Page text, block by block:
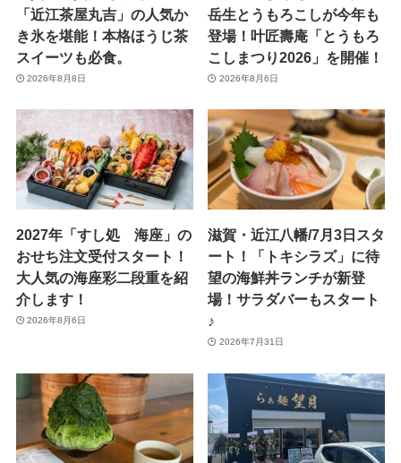
「近江茶屋丸吉」の人気か
き氷を堪能！本格ほうじ茶
スイーツも必食。
2026年8月8日
岳生とうもろこしが今年も
登場！叶匠壽庵「とうもろ
こしまつり2026」を開催！
2026年8月6日
2027年「すし処 海座」の
おせち注文受付スタート！
大人気の海座彩二段重を紹
介します！
2026年8月6日
滋賀・近江八幡/7月3日スタ
ート！「トキシラズ」に待
望の海鮮丼ランチが新登
場！サラダバーもスタート
♪
2026年7月31日